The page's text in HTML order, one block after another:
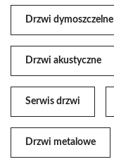
Drzwi dymoszczelne
Drzwi akustyczne
Serwis drzwi
Drzwi metalowe